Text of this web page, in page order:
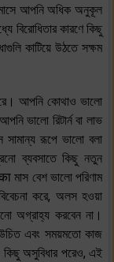
মাসে আপনি অধিক অনুকূল
বিরোধিতার কারণে কিছু
কাটিয়ে উঠতে সক্ষম
আপনি কোথাও ভালো
ভালো রিটার্ন বা লাভ
সামান্য রূপে ভালো বলা
ব্যবসাতে কিছু নতুন
মাস বেশ ভালো পরিণাম
করে, অলস হওয়া
অগ্রাহ্য করবেন না।
উচিত এবং সময়মতো কাজ
অসুবিধার পরেও, এই